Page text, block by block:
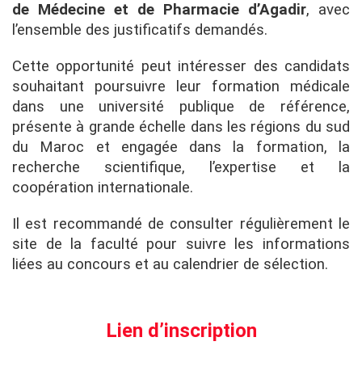
de Médecine et de Pharmacie d’Agadir, avec
l’ensemble des justificatifs demandés.
Cette opportunité peut intéresser des candidats
souhaitant poursuivre leur formation médicale
dans une université publique de référence,
présente à grande échelle dans les régions du sud
du Maroc et engagée dans la formation, la
recherche scientifique, l’expertise et la
coopération internationale.
Il est recommandé de consulter régulièrement le
site de la faculté pour suivre les informations
liées au concours et au calendrier de sélection.
Lien d’inscription